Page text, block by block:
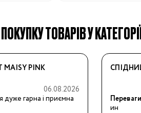
19
ТОВАРІВ У
PINK
06.08.2026
дуже гарна і приємна
ин